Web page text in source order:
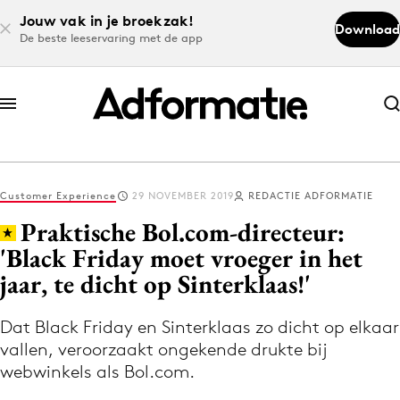
Jouw vak in je broekzak!
De beste leeservaring met de app
Download
Abonneer nu
Abonneer nu
Log in
Download de app
Volg het laatste nieuws via de Adformatie
Nieuws app
Customer Experience 29 NOVEMBER 2019 REDACTIE ADFORMATIE
Praktische Bol.com-directeur:
'Black Friday moet vroeger in het
jaar, te dicht op Sinterklaas!'
Dat Black Friday en Sinterklaas zo dicht op elkaar
vallen, veroorzaakt ongekende drukte bij
webwinkels als Bol.com.